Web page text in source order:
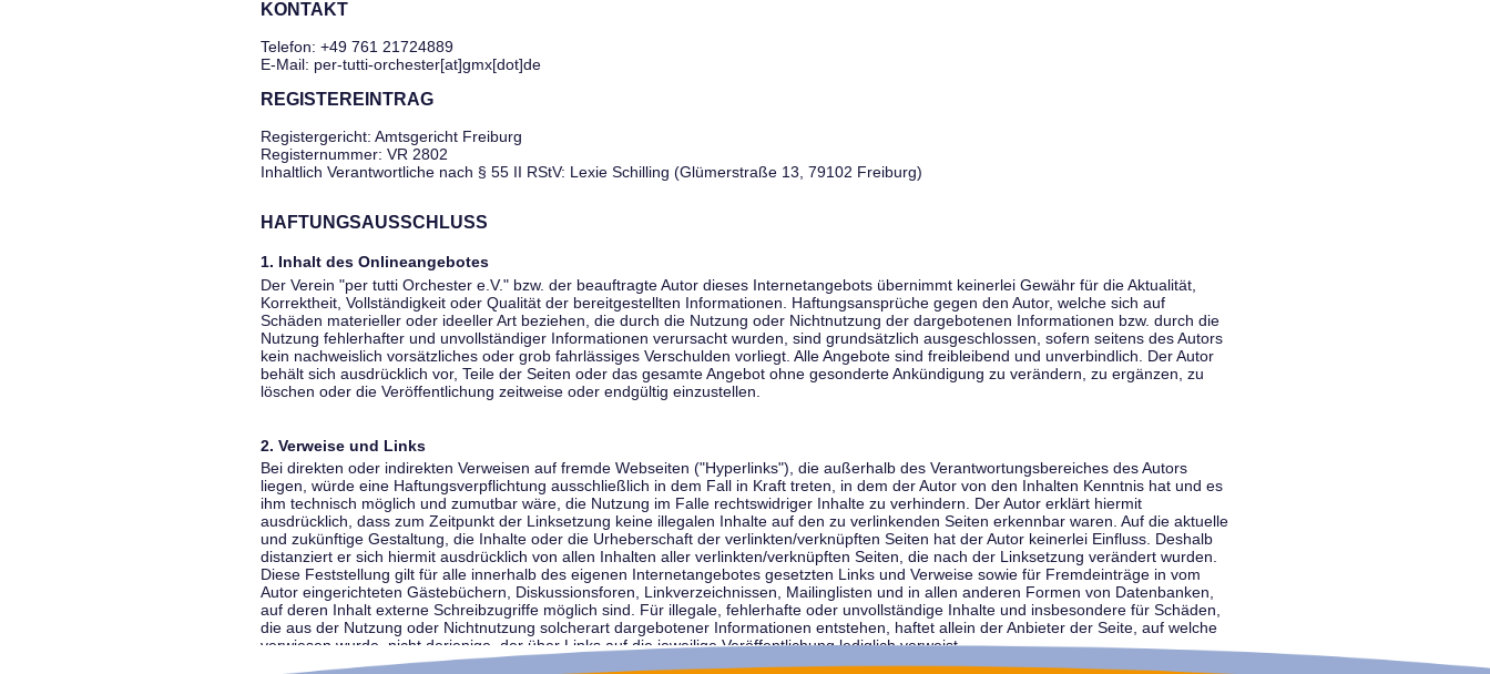
KONTAKT
Telefon: +49 761 21724889
E-Mail: per-tutti-orchester[at]gmx[dot]de
REGISTEREINTRAG
Registergericht: Amtsgericht Freiburg
Registernummer: VR 2802
Inhaltlich Verantwortliche nach § 55 II RStV: Lexie Schilling (Glümerstraße 13, 79102 Freiburg)
HAFTUNGSAUSSCHLUSS
1. Inhalt des Onlineangebotes
Der Verein "per tutti Orchester e.V." bzw. der beauftragte Autor dieses Internetangebots übernimmt keinerlei Gewähr für die Aktualität,
Korrektheit, Vollständigkeit oder Qualität der bereitgestellten Informationen. Haftungsansprüche gegen den Autor, welche sich auf
Schäden materieller oder ideeller Art beziehen, die durch die Nutzung oder Nichtnutzung der dargebotenen Informationen bzw. durch die
Nutzung fehlerhafter und unvollständiger Informationen verursacht wurden, sind grundsätzlich ausgeschlossen, sofern seitens des Autors
kein nachweislich vorsätzliches oder grob fahrlässiges Verschulden vorliegt. Alle Angebote sind freibleibend und unverbindlich. Der Autor
behält sich ausdrücklich vor, Teile der Seiten oder das gesamte Angebot ohne gesonderte Ankündigung zu verändern, zu ergänzen, zu
löschen oder die Veröffentlichung zeitweise oder endgültig einzustellen.
2. Verweise und Links
Bei direkten oder indirekten Verweisen auf fremde Webseiten ("Hyperlinks"), die außerhalb des Verantwortungsbereiches des Autors
liegen, würde eine Haftungsverpflichtung ausschließlich in dem Fall in Kraft treten, in dem der Autor von den Inhalten Kenntnis hat und es
ihm technisch möglich und zumutbar wäre, die Nutzung im Falle rechtswidriger Inhalte zu verhindern. Der Autor erklärt hiermit
ausdrücklich, dass zum Zeitpunkt der Linksetzung keine illegalen Inhalte auf den zu verlinkenden Seiten erkennbar waren. Auf die aktuelle
und zukünftige Gestaltung, die Inhalte oder die Urheberschaft der verlinkten/verknüpften Seiten hat der Autor keinerlei Einfluss. Deshalb
distanziert er sich hiermit ausdrücklich von allen Inhalten aller verlinkten/verknüpften Seiten, die nach der Linksetzung verändert wurden.
Diese Feststellung gilt für alle innerhalb des eigenen Internetangebotes gesetzten Links und Verweise sowie für Fremdeinträge in vom
Autor eingerichteten Gästebüchern, Diskussionsforen, Linkverzeichnissen, Mailinglisten und in allen anderen Formen von Datenbanken,
auf deren Inhalt externe Schreibzugriffe möglich sind. Für illegale, fehlerhafte oder unvollständige Inhalte und insbesondere für Schäden,
die aus der Nutzung oder Nichtnutzung solcherart dargebotener Informationen entstehen, haftet allein der Anbieter der Seite, auf welche
verwiesen wurde, nicht derjenige, der über Links auf die jeweilige Veröffentlichung lediglich verweist.